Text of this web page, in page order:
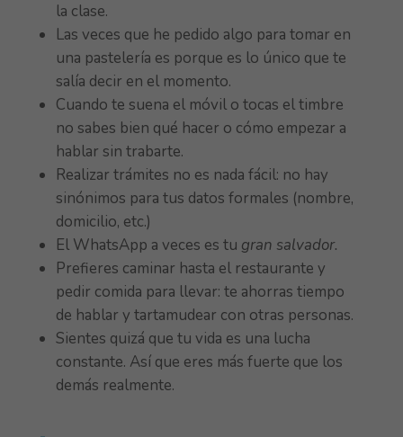
la clase.
Las veces que he pedido algo para tomar en
una pastelería es porque es lo único que te
salía decir en el momento.
Cuando te suena el móvil o tocas el timbre
no sabes bien qué hacer o cómo empezar a
hablar sin trabarte.
Realizar trámites no es nada fácil: no hay
sinónimos para tus datos formales (nombre,
domicilio, etc.)
El WhatsApp a veces es tu gran salvador.
Prefieres caminar hasta el restaurante y
pedir comida para llevar: te ahorras tiempo
de hablar y tartamudear con otras personas.
Sientes quizá que tu vida es una lucha
constante. Así que eres más fuerte que los
demás realmente.